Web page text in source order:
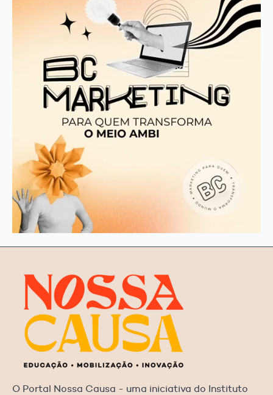
O Portal Nossa Causa - uma iniciativa do Instituto